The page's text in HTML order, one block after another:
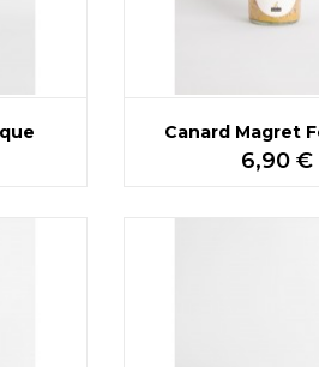
Canard Magret
Prix
6,90 €